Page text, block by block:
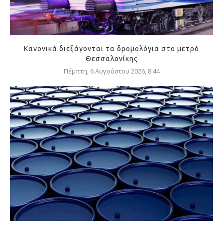
Κανονικά διεξάγονται τα δρομολόγια στο μετρό
Θεσσαλονίκης
Πέμπτη, 6 Αυγούστου 2026, 8:44